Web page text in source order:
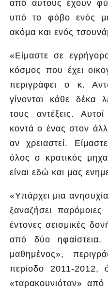
από αυτούς έχουν
υπό το φόβο ενός
ακόμα και ενός
«Είμαστε σε
κόσμος που έχει
περιγράφει ο κ.
γίνονται κάθε δέκα
τους αντέξεις.
κοντά ο ένας στον
αν χρειαστεί.
όλος ο κρατικός
είναι εδώ και μας
«Υπάρχει μια
ξαναζήσει
έντονες σεισμικές
από δύο
μαθημένος»,
περίοδο 2011-2012,
«ταρακουνιόταν» από